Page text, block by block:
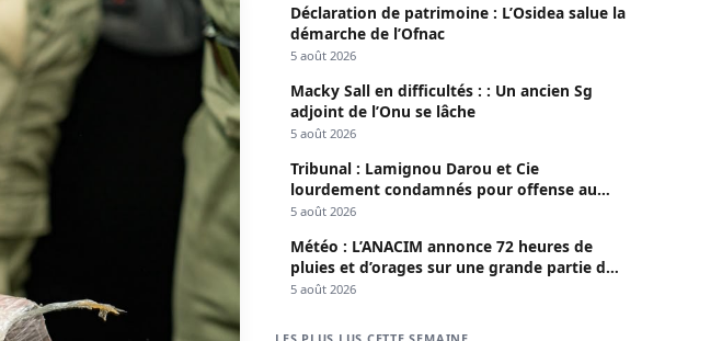
Déclaration de patrimoine : L’Osidea salue la
démarche de l’Ofnac
5 août 2026
Macky Sall en difficultés : : Un ancien Sg
adjoint de l’Onu se lâche
5 août 2026
Tribunal : Lamignou Darou et Cie
lourdement condamnés pour offense au
chef de l’Etat
5 août 2026
Météo : L’ANACIM annonce 72 heures de
pluies et d’orages sur une grande partie du
pays
5 août 2026